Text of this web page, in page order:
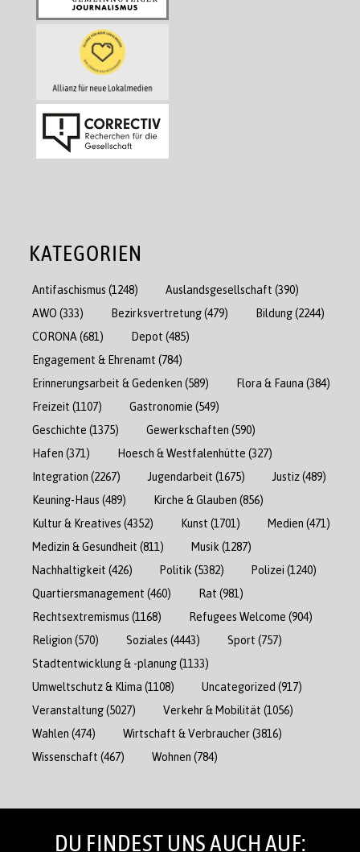
KATEGORIEN
Antifaschismus (1248) Auslandsgesellschaft (390)
AWO (333) Bezirksvertretung(479) Bildung(2244)
CORONA (681) Depot (485)
Engagement & Ehrenamt (784)
Erinnerungsarbeit & Gedenken (589) Flora & Fauna (384)
Freizeit (1107) Gastronomie (549)
Geschichte (1375) Gewerkschaften (590)
Hafen (371) Hoesch & Westfalenhütte (327)
Integration (2267) Jugendarbeit (1675) Justiz(489)
Keuning-Haus (489) Kirche & Glauben (856)
Kultur & Kreatives (4352) Kunst (1701) Medien (471)
Medizin & Gesundheit (811) Musik (1287)
Nachhaltigkeit (426) Politik (5382) Polizei (1240)
Quartiersmanagement (460) Rat (981)
Rechtsextremismus (1168) Refugees Welcome (904)
Religion (570) Soziales (4443) Sport (757)
Stadtentwicklung & -planung(1133)
Umweltschutz & Klima (1108) Uncategorized (917)
Veranstaltung(5027) Verkehr & Mobilität (1056)
Wahlen (474) Wirtschaft & Verbraucher(3816)
Wissenschaft (467) Wohnen (784)
DU FINDEST UNS AUCH AUF: